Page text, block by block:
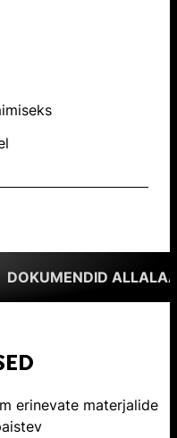
DOKUMENDID
erinevate materjalide